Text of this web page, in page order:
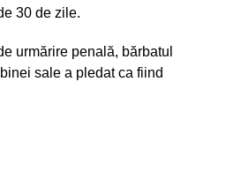
30 de zile.
urmărire penală, bărbatul
sale a pledat ca fiind